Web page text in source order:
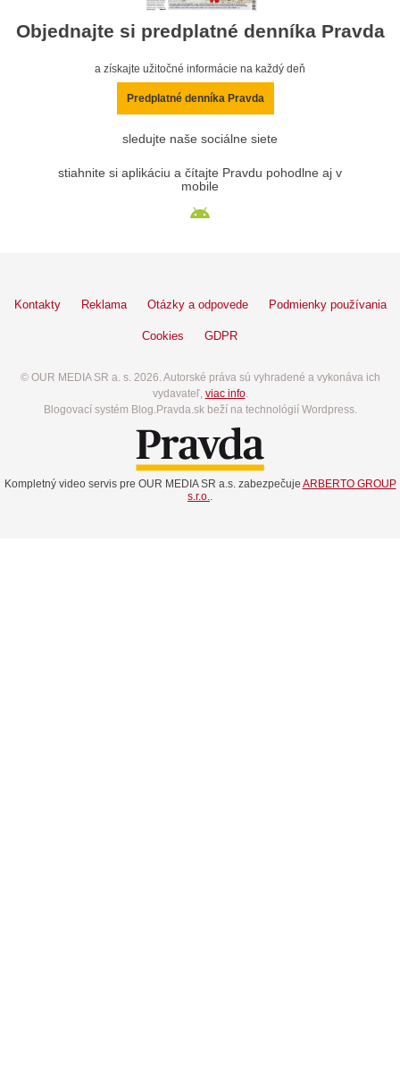
Objednajte si predplatné denníka Pravda
a získajte užitočné informácie na každý deň
Predplatné denníka Pravda
sledujte naše sociálne siete
stiahnite si aplikáciu a čítajte Pravdu pohodlne aj v
mobile
Kontakty Reklama Otázky a odpovede Podmienky používania
Cookies GDPR
© OUR MEDIA SR a. s. 2026. Autorské práva sú vyhradené a vykonáva ich
vydavateľ, viac info.
Blogovací systém Blog.Pravda.sk beží na technológií Wordpress.
Kompletný video servis pre OUR MEDIA SR a.s. zabezpečuje ARBERTO GROUP
s.r.o.